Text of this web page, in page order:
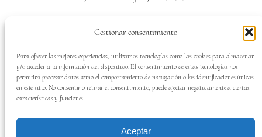
Gestionar consentimiento
Para ofrecer las mejores experiencias, utilizamos tecnologías como las cookies para almacenar
y/o acceder a la información del dispositivo. El consentimiento de estas tecnologías nos
permitirá procesar datos como el comportamiento de navegación o las identificaciones únicas
en este sitio. No consentir o retirar el consentimiento, puede afectar negativamente a ciertas
características y funciones.
Aceptar
Valencina de la Concepción. Sevilla
Tel:659700313
SÍGUENOS EN: